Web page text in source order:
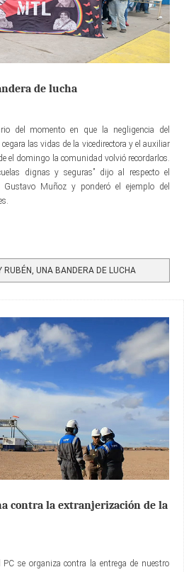
de lucha
del momento en que la negligencia del
las vidas de la vicedirectora y el auxiliar
el domingo la comunidad volvió recordarlos.
dignas y seguras” dijo al respecto el
Gustavo Muñoz y ponderó el ejemplo del
RUBÉN, UNA BANDERA DE LUCHA
contra la extranjerización de la
se organiza contra la entrega de nuestro